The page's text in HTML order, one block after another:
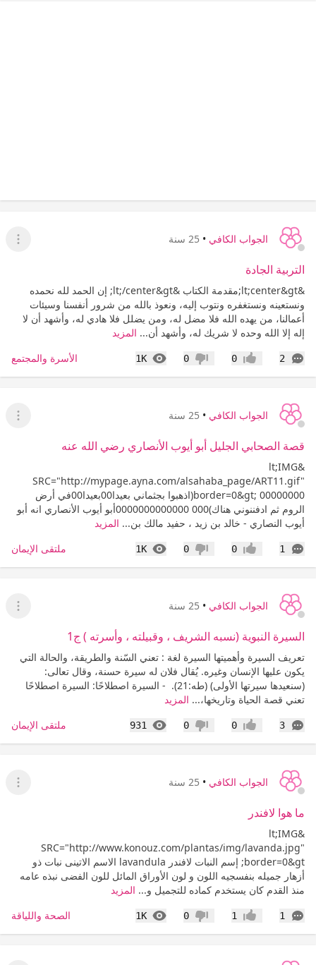
الجواب الكافي • 25 سنة
عرض
التربية الجادة
&lt;center&gt;مقدمة الكتاب &lt;/center&gt; إن الحمد لله نحمده
ونستعينه ونستغفره ونتوب إليه، ونعوذ بالله من شرور أنفسنا وسيئات
أعمالنا، من يهده الله فلا مضل له، ومن يضلل فلا هادي له، وأشهد أن لا
إله إلا الله وحده لا شريك له، وأشهد أن... المزيد
2
التعليقات إعجاب0 عدم إعجاب
0
1K
المشاهدات الأسرة والمجتمع
الجواب الكافي • 25 سنة
عرض
قصة الصحابي الجليل أبو أيوب الأنصاري رضي الله عنه
&lt;IMG
SRC="http://mypage.ayna.com/alsahaba_page/ART11.gif"
border=0&gt; 00000000(اذهبوا بجثماني بعيدا00بعيدا00في أرض
الروم ثم ادفننوني هناك)000 0000000000000أبو أيوب الأنصاري انه أبو
أيوب النصاري - خالد بن زيد ، حفيد مالك بن... المزيد
1
التعليقات إعجاب0 عدم إعجاب
0
1K
المشاهدات ملتقى الإيمان
الجواب الكافي • 25 سنة
عرض
السيرة النبوية (نسبه الشريف ، وقبيلته ، وأسرته ) ج1
تعريف السيرة وأهميتها السيرة لغة : تعني السّنة والطريقة، والحالة التي
يكون عليها الإنسان وغيره. يُقال فلان له سيرة حسنة، وقال تعالى:
(سنعيدها سيرتها الأولى) (طه:21).‏ ‏ - السيرة اصطلاحًا: السيرة اصطلاحًا
تعني قصة الحياة وتاريخها،... المزيد
3
التعليقات إعجاب0 عدم إعجاب
0
931
المشاهدات ملتقى الإيمان
الجواب الكافي • 25 سنة
عرض
ما هوا لافندر
&lt;IMG
SRC="http://www.konouz.com/plantas/img/lavanda.jpg"
border=0&gt; إسم النبات لافندر lavandula الاسم الاتينى نبات ذو
أزهار جميله بنفسجيه اللون و لون الأوراق المائل للون الفضى نبذه عامه
منذ القدم كان يستخدم كماده للتجميل و... المزيد
1
التعليقات إعجاب1 عدم إعجاب
0
1K
المشاهدات الصحة واللياقة